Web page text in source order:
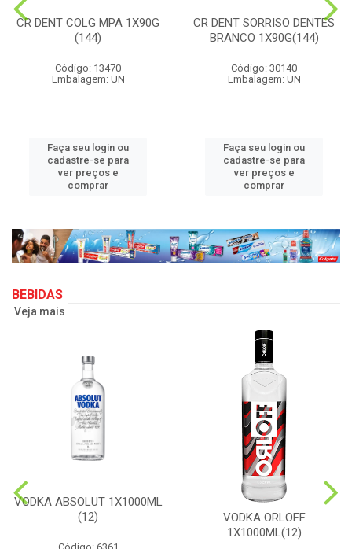
CR DENT COLG MPA 1X90G
(144)
Código: 13470
Embalagem: UN
Faça seu login ou
cadastre-se para
ver preços e
comprar
CR DENT SORRISO DENTES
BRANCO 1X90G(144)
Código: 30140
Embalagem: UN
Faça seu login ou
cadastre-se para
ver preços e
comprar
BEBIDAS
Veja mais
VODKA ABSOLUT 1X1000ML
(12)
VODKA ORLOFF
1X1000ML(12)